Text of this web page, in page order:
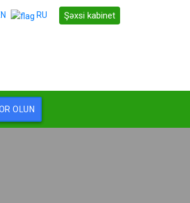
RU Şəxsi kabinet
OLUN